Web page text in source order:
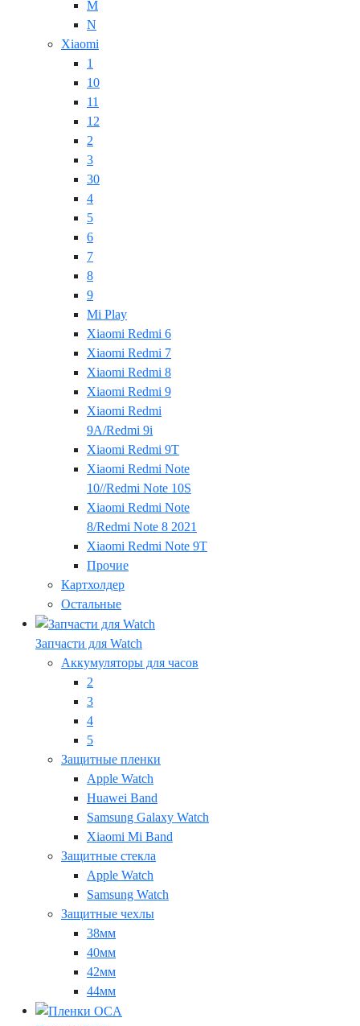
M
N
Xiaomi
1
10
11
12
2
3
30
4
5
6
7
8
9
Mi Play
Xiaomi Redmi 6
Xiaomi Redmi 7
Xiaomi Redmi 8
Xiaomi Redmi 9
Xiaomi Redmi
9A/Redmi 9i
Xiaomi Redmi 9T
Xiaomi Redmi Note
10//Redmi Note 10S
Xiaomi Redmi Note
8/Redmi Note 8 2021
Xiaomi Redmi Note 9T
Прочие
Картхолдер
Остальные
Запчасти для Watch
Аккумуляторы для часов
2
3
4
5
Защитные пленки
Apple Watch
Huawei Band
Samsung Galaxy Watch
Xiaomi Mi Band
Защитные стекла
Apple Watch
Samsung Watch
Защитные чехлы
38мм
40мм
42мм
44мм